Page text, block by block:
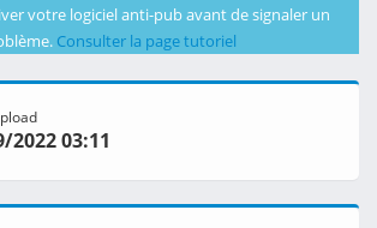
votre logiciel anti-pub avant de signaler un
Consulter la page tutoriel
2022 03:11